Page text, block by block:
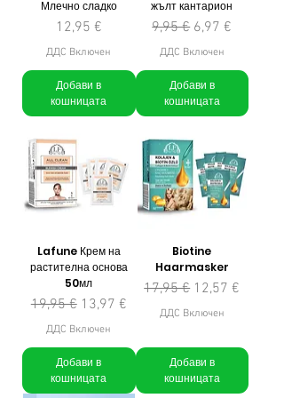
Млечно сладко
Цена
12,95 €
ДДС Включен
Добави в
кошницата
жълт кантарион
Редовна цена
9,95 € Продажна цена
6,97 €
ДДС Включен
Добави в
кошницата
Lafune Крем на
растителна основа
50мл
Редовна цена
19,95 € Продажна цена
13,97 €
ДДС Включен
Добави в
кошницата
Biotine
Haarmasker
Редовна цена
17,95 € Продажна цена
12,57 €
ДДС Включен
Добави в
кошницата